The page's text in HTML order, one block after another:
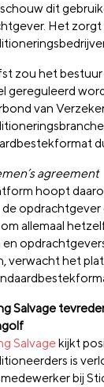
dit
Het
zou het
gereguleerd
van
agreement
hoopt
de
allemaal
en
verwacht het
Salvage
Salvagekijkt
is
bij